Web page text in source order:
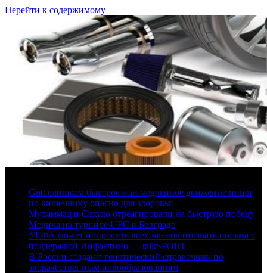
Перейти к содержимому
Gut: слишком быстрое или медленное движение пищи
по кишечнику опасно для здоровья
Мухаммад и Сехудо отреагировали на быструю победу
Медича на турнире UFC в Белграде
УЕФА может попросить всех членов отозвать письма с
поддержкой Инфантино — talkSPORT
В России создают генетический справочник по
злокачественным новообразованиям